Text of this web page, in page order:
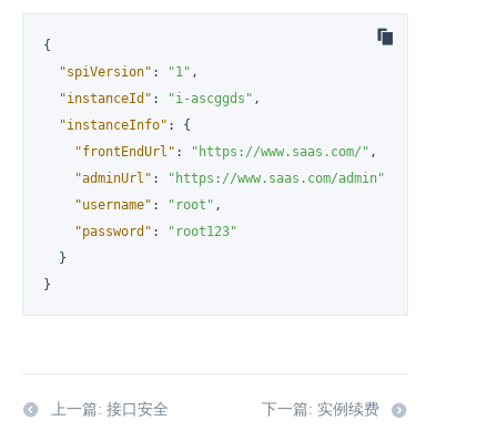
{
"spiVersion" : "1" ,
"instanceId" : "i-ascggds" ,
"instanceInfo" :
{
"frontEndUrl" : "https://www.saas.com/" ,
"adminUrl" : "https://www.saas.com/admin"
"username" : "root" ,
"password" :
"root123"
}
}
上一篇: 接口安全 下一篇: 实例续费